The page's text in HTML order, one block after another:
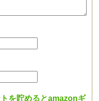
を貯めるとamazonギ